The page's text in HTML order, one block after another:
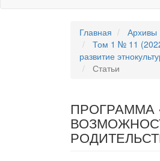
Главная
Архивы
Том 1 № 11
развитие
Статьи
ПРОГРАММА